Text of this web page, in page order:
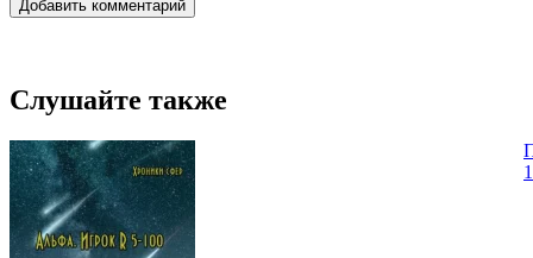
Добавить комментарий
Слушайте также